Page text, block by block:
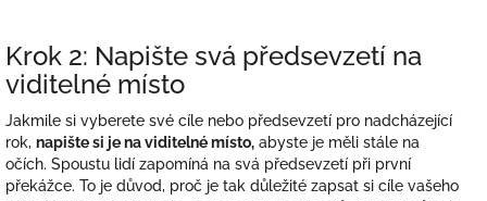
Krok 2: Napište svá předsevzetí na
viditelné místo
Jakmile si vyberete své cíle nebo předsevzetí pro nadcházející
rok, napište si je na viditelné místo, abyste je měli stále na
očích. Spoustu lidí zapomíná na svá předsevzetí při první
překážce. To je důvod, proč je tak důležité zapsat si cíle vašeho